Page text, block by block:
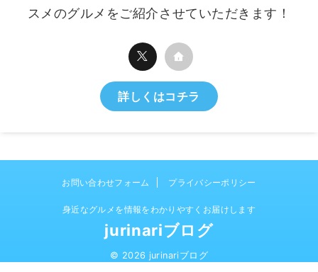
スメのグルメをご紹介させていただきます！
詳しくはコチラ
お問い合わせフォーム プライバシーポリシー
身近なグルメを情報をわかりやすくお届けします
jurinariブログ
© 2026 jurinariブログ